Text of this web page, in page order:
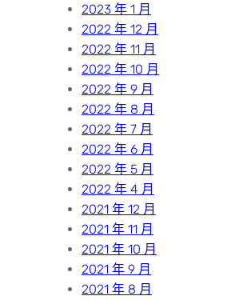
2023 年 1 月
2022 年 12 月
2022 年 11 月
2022 年 10 月
2022 年 9 月
2022 年 8 月
2022 年 7 月
2022 年 6 月
2022 年 5 月
2022 年 4 月
2021 年 12 月
2021 年 11 月
2021 年 10 月
2021 年 9 月
2021 年 8 月